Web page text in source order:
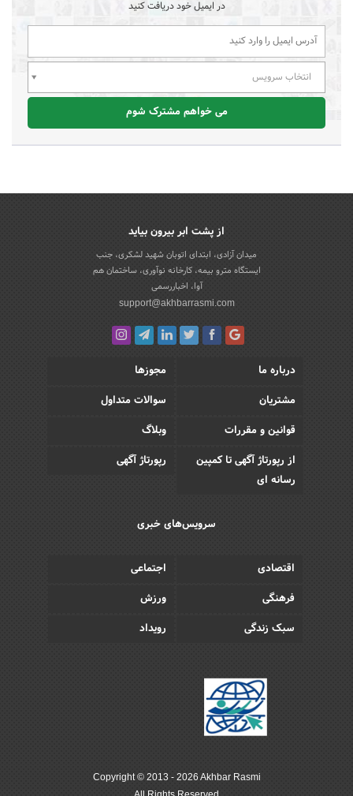
در ایمیل خود دریافت کنید
انتخاب سرویس
می خواهم مشترک شوم
از پشت ابر بیرون بیاید
میدان آزادی، ابتدای اتوبان شهید لشکری، جنب
ایستگاه مترو بیمه، کارخانه نوآوری، ساختمان هم
آوا، اخباررسمی
support@akhbarrasmi.com
درباره ما
مجوزها
مشتریان
سوالات متداول
قوانین و مقررات
وبلاگ
از رپورتاژ آگهی تا کمپین
رسانه ای
رپورتاژ آگهی
سرویس‌های خبری
اقتصادی
اجتماعی
فرهنگی
ورزش
سبک زندگی
رویداد
Copyright © 2013 - 2026 Akhbar Rasmi